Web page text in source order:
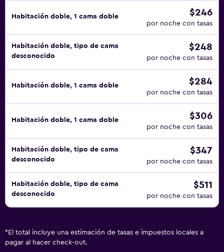
Habitación doble, 1 cama doble $246
por noche con tasas
Habitación doble, tipo de cama
desconocido
$248
por noche con tasas
Habitación doble, 1 cama doble $284
por noche con tasas
Habitación doble, 1 cama doble $306
por noche con tasas
Habitación doble, tipo de cama
desconocido
$347
por noche con tasas
Habitación doble, tipo de cama
desconocido
$511
por noche con tasas
* El total incluye una estimación de tasas e impuestos locales a
pagar al hacer check-out.